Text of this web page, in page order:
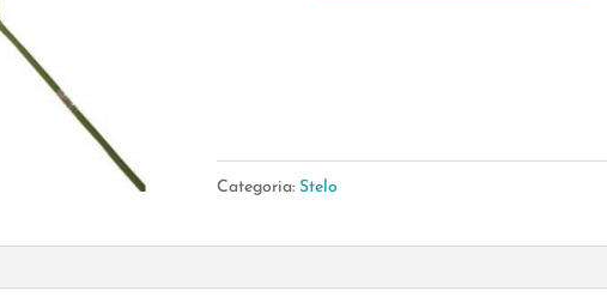
quantità
Categoria: Stelo